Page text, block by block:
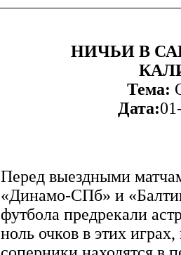
НИЧЬИ В
Тема:
Дата:
Перед выездными
«Динамо-СПб» и
футбола предрекали
ноль очков в этих